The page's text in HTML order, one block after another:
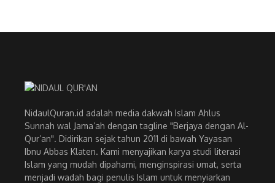
NidaulQuran.id adalah media dakwah Islam Ahlus
Sunnah wal Jama’ah dengan tagline "Berjaya dengan Al-
Qur’an". Didirikan sejak tahun 2011 di bawah Yayasan
Ibnu Abbas Klaten. Kami menyajikan karya studi literasi
Islam yang mudah dipahami, menginspirasi umat, serta
menjadi wadah bagi penulis Islam untuk menyiarkan